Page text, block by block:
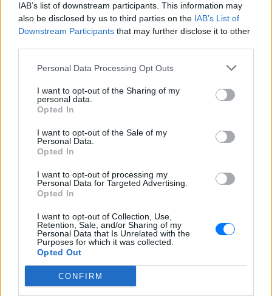
IAB’s list of downstream participants. This information may
also be disclosed by us to third parties on the IAB’s List of
Downstream Participants that may further disclose it to other
Personal Data Processing Opt Outs
I want to opt-out of the Sharing of my
personal data.
Opted In
I want to opt-out of the Sale of my
Personal Data.
Opted In
I want to opt-out of processing my
Personal Data for Targeted Advertising.
Opted In
I want to opt-out of Collection, Use,
Retention, Sale, and/or Sharing of my
Personal Data that Is Unrelated with the
Purposes for which it was collected.
Opted Out
CONFIRM
Ακολουθήστε το E-Radio.gr στοGoogle News
και μάθετε πρώτοιτα πιο hot νέα .
Ομορφιά,Σχέσεις και φυσικάCelebrities
στο νέο
Pink.gr!
Ακολουθήστε το E-Radio.gr και στο Instagram